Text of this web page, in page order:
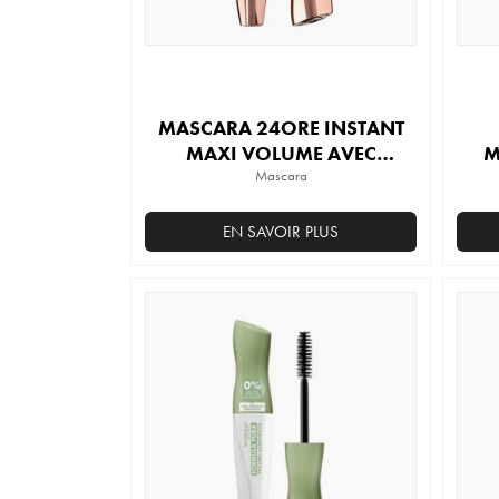
MASCARA 24ORE INSTANT
MAXI VOLUME AVEC
CERAMIDES
Mascara
EN SAVOIR PLUS